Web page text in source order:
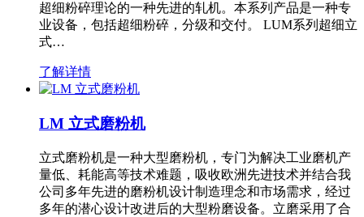
超细粉碎理论的一种先进的轧机。本系列产品是一种专
业设备，包括超细粉碎，分级和交付。 LUM系列超细立
式…
了解详情
LM 立式磨粉机
立式磨粉机是一种大型磨粉机，专门为解决工业磨机产
量低、耗能高等技术难题，吸收欧洲先进技术并结合我
公司多年先进的磨粉机设计制造理念和市场需求，经过
多年的潜心设计改进后的大型粉磨设备。立磨采用了合